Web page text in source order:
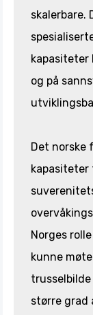
skalerbare.
kapasiteter
og på
Det norske
Norges
kunne
større grad